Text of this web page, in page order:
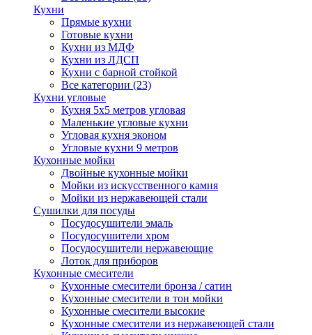
Кухни
Прямые кухни
Готовые кухни
Кухни из МДФ
Кухни из ЛДСП
Кухни с барной стойкой
Все категории (23)
Кухни угловые
Кухня 5х5 метров угловая
Маленькие угловые кухни
Угловая кухня эконом
Угловые кухни 9 метров
Кухонные мойки
Двойные кухонные мойки
Мойки из искусственного камня
Мойки из нержавеющей стали
Сушилки для посуды
Посудосушители эмаль
Посудосушители хром
Посудосушители нержавеющие
Лоток для приборов
Кухонные смесители
Кухонные смесители бронза / сатин
Кухонные смесители в тон мойки
Кухонные смесители высокие
Кухонные смесители из нержавеющей стали